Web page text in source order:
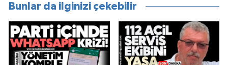
Bunlar da ilginizi çekebilir